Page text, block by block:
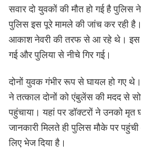
सवार दो युवकों की मौत हो गई है पुलिस
पुलिस इस पूरे मामले की जांच कर रही
आकाश नेवरी की तरफ से आ रहे थे। इस
गई और पुलिया से नीचे गिर गई।
दोनों युवक गंभीर रूप से घायल हो गए
ने तत्काल दोनों को एंबुलेंस की मदद से
पहुंचाया। यहां पर डॉक्टरों ने उनको मृत
जानकारी मिलते ही पुलिस मौके पर
लिए भेज दिया है।